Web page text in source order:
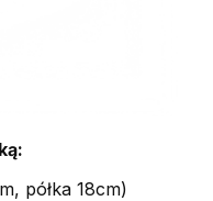
półka 18cm)